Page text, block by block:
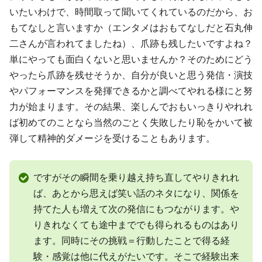
いたいわけで、時間取って聞いてくれているのだから、お
もてなしと言いますか（エンタメはおもてなしだと石丸伸
二さんが言われてましたね）、爪跡も残したいですよね？
単にやっても面白くないと思いませんか？そのためにどう
やったら爪跡を残せそうか、自分が良いと思う発信・演技
やパフォーマンスを発揮できるかと調べてやれる様にと努
力が始まります。その結果、楽しんでおもいっきりやれれ
ば初めてのことなら当然のごとく失敗したり恥をかいて被
弾して精神的ダメージを受けることもあります。
ですがその瞬間を乗り越え持ち直してやりきれれ
ば、あとから思えば笑い話のネタになり、関係を
持てた人も増えて次の発信にもつながります。や
りきれなくても途中まででも得られるものはあり
ます。同時にその挑戦＝行動したことで得る経
験・感覚は他に代えがたいです。そこで経験出来